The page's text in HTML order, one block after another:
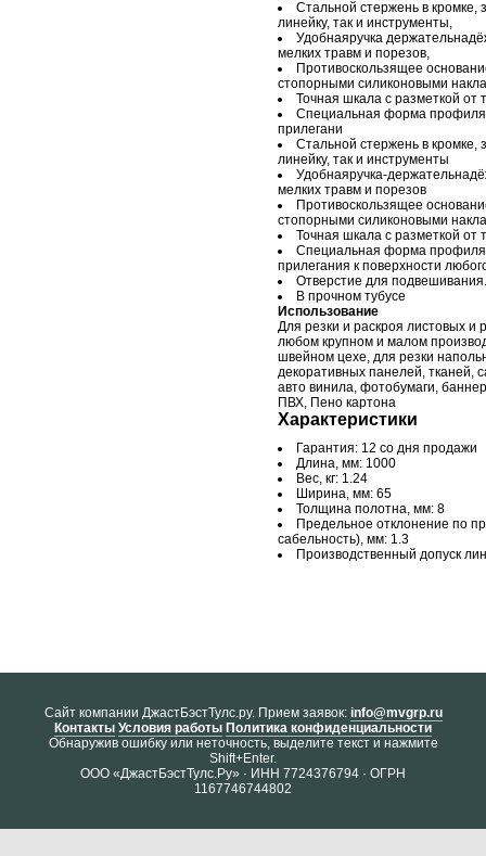
Стальной стержень в кромке,
линейку, так и инструменты,
Удобнаяручка
мелких травм и порезов,
Противоскользящее
стопорными силиконовыми
Точная шкала с разметкой от
Специальная форма профиля
прилегани
Стальной стержень в кромке,
линейку, так и инструменты
Удобнаяручка-
мелких травм и порезов
Противоскользящее
стопорными силиконовыми
Точная шкала с разметкой от
Специальная форма профиля
прилегания к поверхности
Отверстие для подвешивания.
В прочном тубусе
Использование
Для резки и раскроя листовых и
любом крупном и малом
швейном цехе, для резки
декоративных панелей, тканей,
авто винила, фотобумаги,
ПВХ, Пено картона
Характеристики
Гарантия: 12 со дня продажи
Длина, мм: 1000
Вес, кг: 1.24
Ширина, мм: 65
Толщина полотна, мм: 8
Предельное отклонение по
сабельность), мм: 1.3
Производственный допуск
Cайт компании ДжастБэстТулс.ру. Прием заявок: info@mvgrp.ru
Контакты Условия работы Политика конфиденциальности
Обнаружив ошибку или неточность, выделите текст и нажмите
Shift+Enter.
ООО «ДжастБэстТулс.Ру» · ИНН 7724376794 · ОГРН
1167746744802